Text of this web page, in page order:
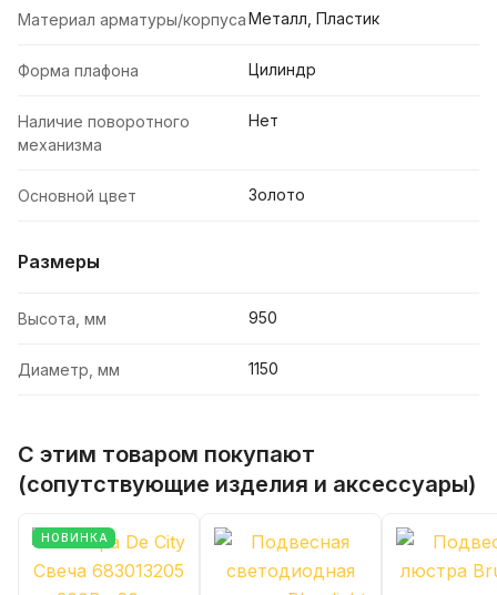
Материал арматуры/корпусаМеталл, Пластик
Форма плафона Цилиндр
Наличие поворотного
механизма
Нет
Основной цвет Золото
Размеры
Высота, мм 950
Диаметр, мм 1150
С этим товаром покупают
(сопутствующие изделия и аксессуары)
НОВИНКА